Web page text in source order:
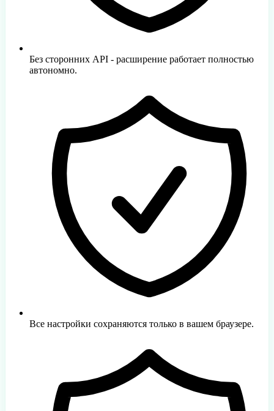
Без сторонних API - расширение работает полностью
автономно.
Все настройки сохраняются только в вашем браузере.